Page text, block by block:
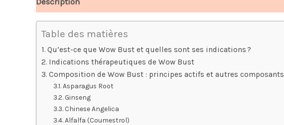
Table des matières
Qu’est-ce que Wow Bust et quelles sont ses indications ?
Indications thérapeutiques de Wow Bust
Composition de Wow Bust : principes actifs et autres composants
Asparagus Root
Ginseng
Chinese Angelica
Alfalfa (Coumestrol)